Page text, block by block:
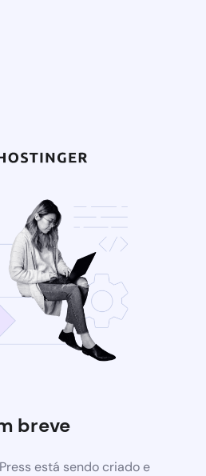
breve
está sendo criado e